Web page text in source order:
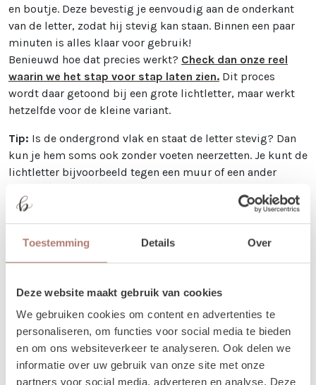
Toestemming Details Over
Deze website maakt gebruik van cookies
We gebruiken cookies om content en advertenties te
personaliseren, om functies voor social media te bieden
en om ons websiteverkeer te analyseren. Ook delen we
informatie over uw gebruik van onze site met onze
partners voor social media, adverteren en analyse. Deze
en boutje. Deze bevestig je eenvoudig aan de onderkant
van de letter, zodat hij stevig kan staan. Binnen een paar
minuten is alles klaar voor gebruik!
Benieuwd hoe dat precies werkt? Check dan onze reel
waarin we het stap voor stap laten zien. Dit proces
wordt daar getoond bij een grote lichtletter, maar werkt
hetzelfde voor de kleine variant.
Tip: Is de ondergrond vlak en staat de letter stevig? Dan
kun je hem soms ook zonder voeten neerzetten. Je kunt de
lichtletter bijvoorbeeld tegen een muur of een ander
ongelijke ondergrond of pal in de wind? Zet hem dan vast
met een haring of touw.
Gebruiksmogelijkheden
Als gezellig achtergronddetail bij de photobooth
Hang de kleine houten lichtletters
In combinatie met bloemen of andere stylingitems,